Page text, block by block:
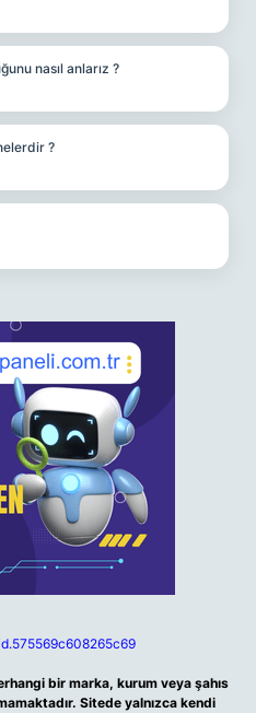
nasıl anlarız ?
?
bir marka, kurum veya şahıs
Sitede yalnızca kendi